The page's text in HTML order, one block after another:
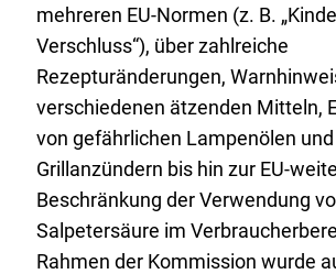
mehreren EU-Normen (z. B.
Verschluss“), über zahlreiche
Rezepturänderungen,
verschiedenen ätzenden Mitteln,
von gefährlichen Lampenölen und
Grillanzündern bis hin zur EU-
Beschränkung der Verwendung
Salpetersäure im
Rahmen der Kommission wurde